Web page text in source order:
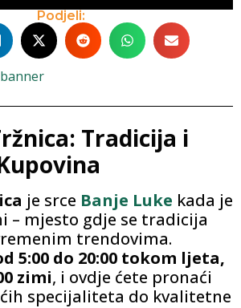
Podjeli:
Tradicija i
je srce Banje Luke kada je
– mjesto gdje se tradicija
trendovima.
5:00 do 20:00 tokom ljeta,
zimi, i ovdje ćete pronaći
specijaliteta do kvalitetne